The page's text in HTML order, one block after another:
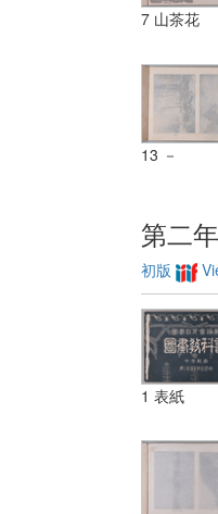
7 山茶花
13 －
第二
初版
1 表紙